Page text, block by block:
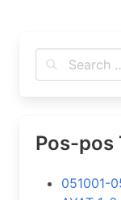
Pos-pos
051001-